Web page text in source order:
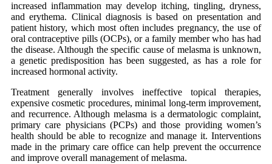
increased inflammation may develop itching, tingling, dryness,
and erythema. Clinical diagnosis is based on presentation and
patient history, which most often includes pregnancy, the use of
oral contraceptive pills (OCPs), or a family member who has had
the disease. Although the specific cause of melasma is unknown,
a genetic predisposition has been suggested, as has a role for
increased hormonal activity.
Treatment generally involves ineffective topical therapies,
expensive cosmetic procedures, minimal long-term improvement,
and recurrence. Although melasma is a dermatologic complaint,
primary care physicians (PCPs) and those providing women’s
health should be able to recognize and manage it. Interventions
made in the primary care office can help prevent the occurrence
and improve overall management of melasma.